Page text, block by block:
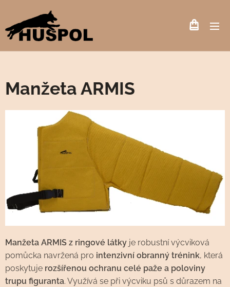
Manžeta ARMIS
Manžeta ARMIS z ringové látky je robustní výcviková
pomůcka navržená pro intenzivní obranný trénink, která
poskytuje rozšířenou ochranu celé paže a poloviny
trupu figuranta. Využívá se při výcviku psů s důrazem na